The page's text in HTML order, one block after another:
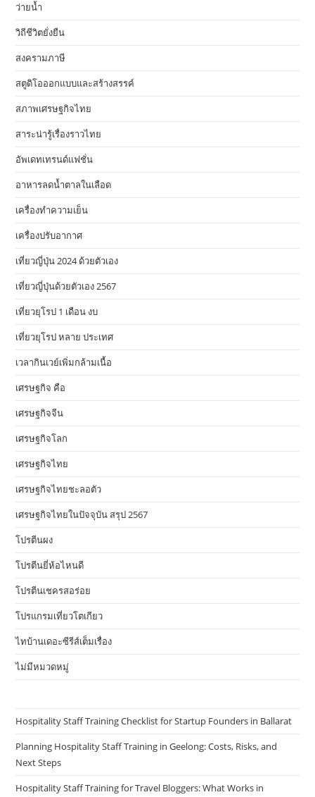
ว่ายน้ำ
วิถีชีวิตยั่งยืน
สงครามภาษี
สตูดิโอออกแบบและสร้างสรรค์
สภาพเศรษฐกิจไทย
สาระน่ารู้เรื่องราวไทย
อัพเดทเทรนด์แฟชั่น
อาหารลดน้ำตาลในเลือด
เครื่องทำความเย็น
เครื่องปรับอากาศ
เที่ยวญี่ปุ่น 2024 ด้วยตัวเอง
เที่ยวญี่ปุ่นด้วยตัวเอง 2567
เที่ยวยุโรป 1 เดือน งบ
เที่ยวยุโรป หลาย ประเทศ
เวลากินเวย์เพิ่มกล้ามเนื้อ
เศรษฐกิจ คือ
เศรษฐกิจจีน
เศรษฐกิจโลก
เศรษฐกิจไทย
เศรษฐกิจไทยชะลอตัว
เศรษฐกิจไทยในปัจจุบัน สรุป 2567
โปรตีนผง
โปรตีนยี่ห้อไหนดี
โปรตีนเชครสอร่อย
โปรแกรมเที่ยวโตเกียว
ไทบ้านเดอะซีรีส์เต็มเรื่อง
ไม่มีหมวดหมู่
Hospitality Staff Training Checklist for Startup Founders in Ballarat
Planning Hospitality Staff Training in Geelong: Costs, Risks, and
Next Steps
Hospitality Staff Training for Travel Bloggers: What Works in